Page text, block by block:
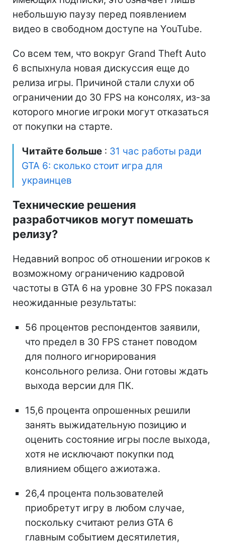
небольшую паузу перед появлением
видео в свободном доступе на YouTube.
Со всем тем, что вокруг Grand Theft Auto
6 вспыхнула новая дискуссия еще до
релиза игры. Причиной стали слухи об
ограничении до 30 FPS на консолях, из-за
которого многие игроки могут отказаться
от покупки на старте.
Читайте больше : 31 час работы ради
GTA 6: сколько стоит игра для
украинцев
Технические решения
разработчиков могут помешать
релизу?
Недавний вопрос об отношении игроков к
возможному ограничению кадровой
частоты в GTA 6 на уровне 30 FPS показал
неожиданные результаты:
56 процентов респондентов заявили,
что предел в 30 FPS станет поводом
для полного игнорирования
консольного релиза. Они готовы ждать
выхода версии для ПК.
15,6 процента опрошенных решили
занять выжидательную позицию и
оценить состояние игры после выхода,
хотя не исключают покупки под
влиянием общего ажиотажа.
26,4 процента пользователей
приобретут игру в любом случае,
поскольку считают релиз GTA 6
главным событием десятилетия,